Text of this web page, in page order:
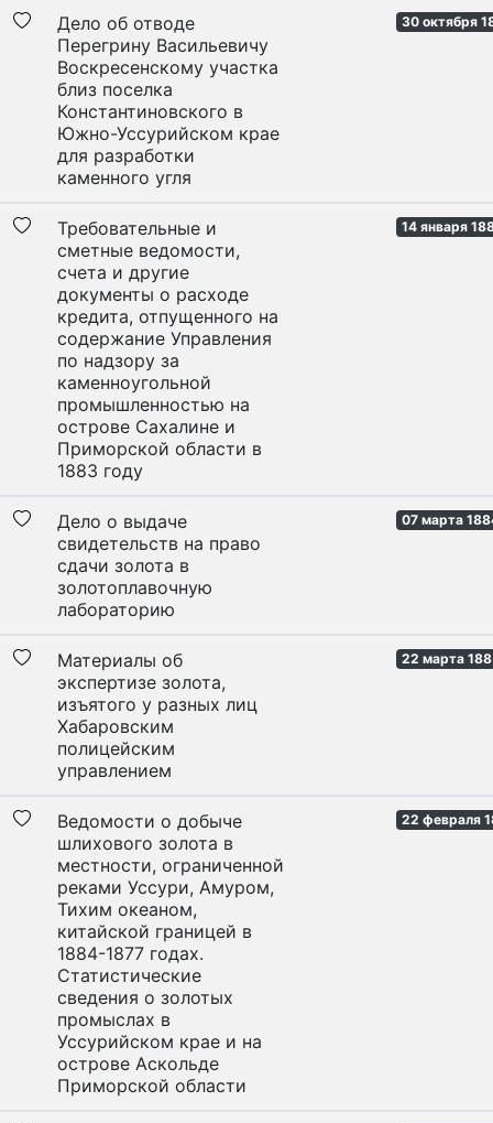
Дело об отводе
Перегрину Васильевичу
Воскресенскому участка
близ поселка
Константиновского в
Южно-Уссурийском крае
для разработки
каменного угля
30 октября
Требовательные и
сметные ведомости,
счета и другие
документы о расходе
кредита, отпущенного на
содержание Управления
по надзору за
каменноугольной
промышленностью на
острове Сахалине и
Приморской области в
1883 году
14 января
Дело о выдаче
свидетельств на право
сдачи золота в
золотоплавочную
лабораторию
07 марта
Материалы об
экспертизе золота,
изъятого у разных лиц
Хабаровским
полицейским
управлением
22 марта
Ведомости о добыче
шлихового золота в
местности, ограниченной
реками Уссури, Амуром,
Тихим океаном,
китайской границей в
1884-1877 годах.
Статистические
сведения о золотых
промыслах в
Уссурийском крае и на
острове Аскольде
Приморской области
22 февраля